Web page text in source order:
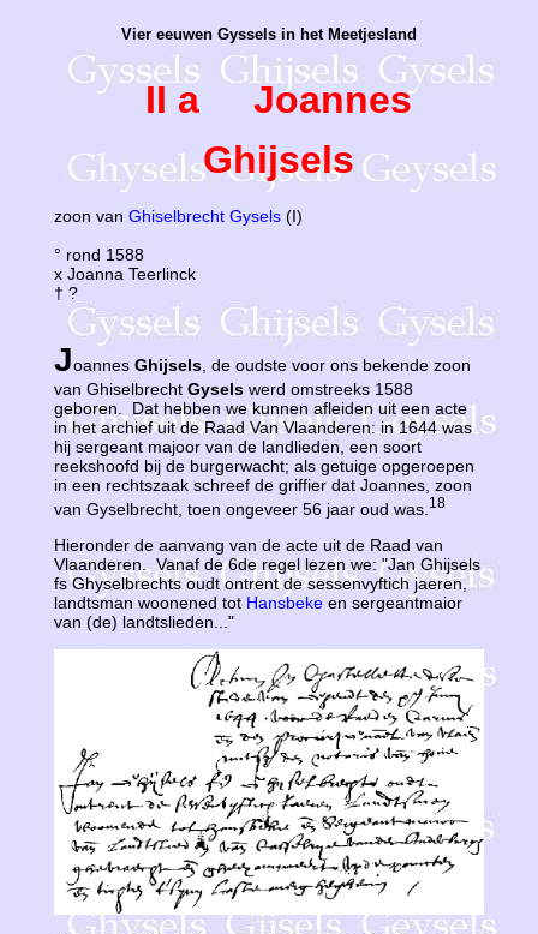
Vier eeuwen Gyssels in het Meetjesland
II a Joannes
Ghijsels
zoon van Ghiselbrecht Gysels(I)
° rond 1588
x Joanna Teerlinck
† ?
Joannes Ghijsels, de oudste voor ons bekende zoon
van Ghiselbrecht Gyselswerd omstreeks 1588
geboren. Dat hebben we kunnen afleiden uit een acte
in het archief uit de Raad Van Vlaanderen: in 1644 was
hij sergeant majoor van de landlieden, een soort
reekshoofd bij de burgerwacht; als getuige opgeroepen
in een rechtszaak schreef de griffier dat Joannes, zoon
van Gyselbrecht, toen ongeveer 56 jaar oud was. 18
Hieronder de aanvang van de acte uit de Raad van
Vlaanderen. Vanaf de 6de regel lezen we: "Jan Ghijsels
fs Ghyselbrechts oudt ontrent de sessenvyftich jaeren,
landtsman woonened tot Hansbekeen sergeantmaior
van (de) landtslieden..."